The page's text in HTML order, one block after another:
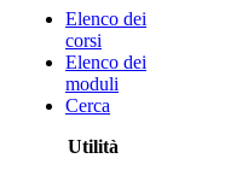
Elenco dei
corsi
Elenco dei
moduli
Cerca
Utilità